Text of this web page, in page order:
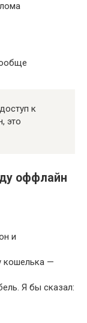
к
это
оффлайн
и
кошелька —
Я бы сказал: